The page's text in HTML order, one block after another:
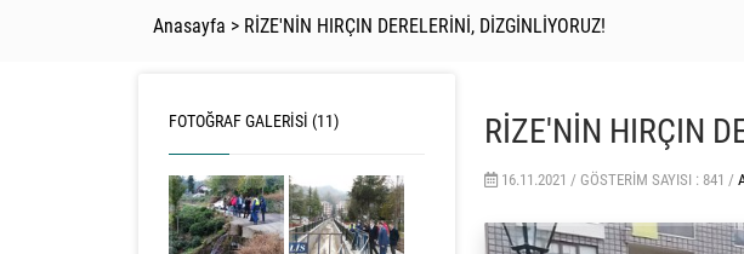
Anasayfa > RİZE'NİN HIRÇIN DERELERİNİ, DİZGİNLİYORUZ!
RİZE'NİN HIRÇIN
16.11.2021 / GÖSTERIM SAYISI : 841 /
FOTOĞRAF GALERISI (11)